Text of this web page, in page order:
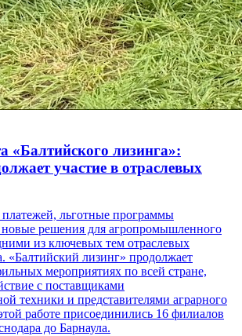
«Балтийского лизинга»:
участие в отраслевых
льготные программы
решения для агропромышленного
из ключевых тем отраслевых
«Балтийский лизинг» продолжает
мероприятиях по всей стране,
с поставщиками
техники и представителями аграрного
работе присоединились 16 филиалов
до Барнаула.